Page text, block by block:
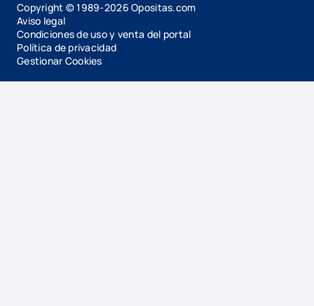
Copyright © 1989-2026 Opositas.com
Aviso legal
Condiciones de uso y venta del portal
Política de privacidad
Gestionar Cookies